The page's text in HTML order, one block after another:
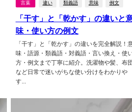
言葉 違い 類義語 意味 例文
「干す」と「乾かす」の違いと
味・使い方の例文
「干す」と「乾かす」の違いを完全解説！
味・語源・類義語・対義語・言い換え・使
方・例文まで丁寧に紹介。洗濯物や髪、布団
など日常で迷いがちな使い分けをわかりや
す...